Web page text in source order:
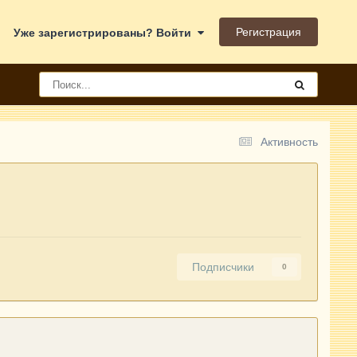
Уже зарегистрированы? Войти Регистрация
Активность
Подписчики 0